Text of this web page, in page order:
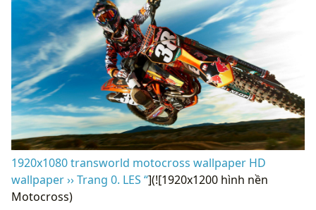
1920x1080 transworld motocross wallpaper HD
wallpaper ›› Trang 0. LES “](![1920x1200 hình nền
Motocross)